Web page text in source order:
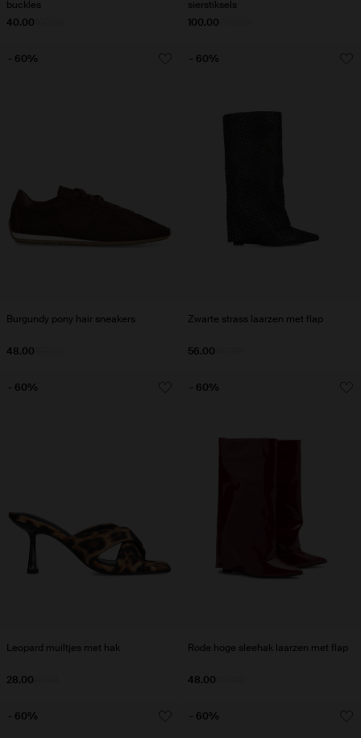
buckles
40.00
sierstiksels
100.00
Burgundy pony hair sneakers
48.00
- 60%
Zwarte strass laarzen met flap
56.00
- 60%
Leopard muiltjes met hak
28.00
- 60%
Rode hoge sleehak laarzen met flap
48.00
- 60%
- 60% - 60%